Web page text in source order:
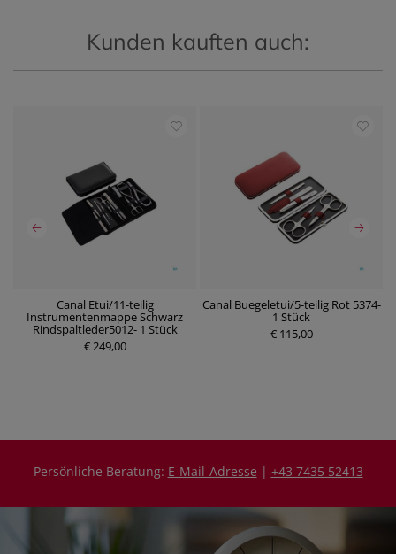
Kunden kauften auch:
Canal Etui/11-teilig
Instrumentenmappe Schwarz
Rindspaltleder5012- 1 Stück
€ 249,00
Canal Buegeletui/5-teilig Rot 5374-
1 Stück
€ 115,00
P
Persönliche Beratung: E-Mail-Adresse | +43 7435 52413